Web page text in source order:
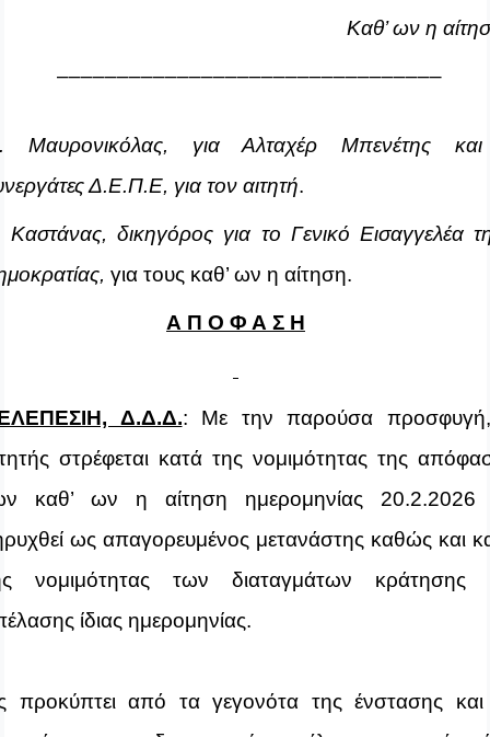
Καθ’ ων η
––––––––––––––––––––––––––––––––
Μαυρονικόλας, για Αλταχέρ Μπενέτης και
Δ.Ε.Π.Ε, για τον αιτητή.
δικηγόρος για το Γενικό Εισαγγελέα
για τους καθ’ ων η αίτηση.
Α Π Ο Φ Α Σ Η
Δ.Δ.Δ.: Με την παρούσα
στρέφεται κατά της νομιμότητας της
καθ’ ων η αίτηση ημερομηνίας 20.2.2026
ως απαγορευμένος μετανάστης καθώς και
νομιμότητας των διαταγμάτων κράτησης
ίδιας ημερομηνίας.
προκύπτει από τα γεγονότα της ένστασης